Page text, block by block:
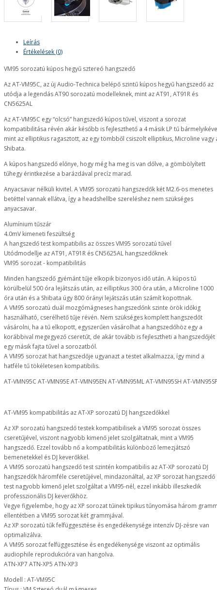
Leírás
Értékelések (0)
VM95 sorozatú kúpos hegyű sztereó hangszedő
Az AT-VM95C, az új Audio-Technica belépő szintű kúpos hegyű hangszedő az
utódja a legendás AT90 sorozatú modelleknek, mint az AT91, AT91R és
CN5625AL
Az AT-VM95C egy “olcsó” hangszedő kúpos tűvel, viszont a sorozat
kompatibilitása révén akár később is fejleszthető a 4 másik LP tű
mint az elliptikus ragasztott, az egy tömbből csiszolt elliptikus, Microline vagy
Shibata.
A kúpos hangszedő előnye, hogy még ha meg is van dőlve, a gömbölyített
tűhegy érintkezése a barázdával precíz marad.
Anyacsavar nélküli kivitel. A VM95 sorozatú hangszedők két M2.6-os menetes
betéttel vannak ellátva, így a headshellbe szereléshez nem szükséges
anyacsavar.
Alumínium tűszár
4.0mV kimeneti feszültség
A hangszedő test kompatibilis az összes VM95 sorozatú tűvel
Utódmodellje az AT91, AT91R és CN5625AL hangszedőknek
VM95 sorozat - kompatibilitás
Minden hangszedő gyémánt tűje elkopik bizonyos idő után. A kúpos tű
körülbelül 500 óra lejátszás után, az eilliptikus 300 óra után, a Microline 1000
óra után és a Shibata úgy 800 órányi lejátszás után számít kopottnak.
A VM95 sorozatú duál mozgómágneses hangszedőnk szinte örök időkig
használható, cserélhető tűje révén. Nem szükséges komplett hangszedőt
vásárolni, ha a tű elkopott, egyszerűen vásárolhat a hangszedőhöz egy a
korábbival megegyező cseretűt, de akár tovább is fejlesztheti a hangszedőjét
egy másik fajta tűvel a sorozatból.
A VM95 sorozat hat hangszedője ugyanazt a testet alkalmazza, így mind a
hatféle tű tökéletesen kompatibilis.
AT-VMN95C AT-VMN95E AT-VMN95EN AT-VMN95ML AT-VMN95SH AT-
AT-VM95 kompatibilitás az AT-XP sorozatú DJ hangszedőkkel
Az XP sorozatú hangszedő testek kompatibilisek a VM95 sorozat összes
cseretűjével, viszont nagyobb kimenő jelet szolgáltatnak, mint a VM95
hangszedő. Ezzel tovább nő a kompatibilitás különböző lemezjátszó
bemenetekkel és DJ keverőkkel.
A VM95 sorozatú hangszedő test szintén kompatibilis az AT-XP sorozatú DJ
hangszedők háromféle cseretűjével, mindazonáltal, az XP sorozat hangszedő
test nagyobb kimenő jelet szolgáltat a VM95-nél, ezzel inkább illeszkedik
professzionális DJ keverőkhöz.
Vegye figyelembe, hogy az XP sorozat tűinek tipikus tűnyomása három
ellentétben a VM95 sorozat két grammjával.
Az XP sorozatú tűk felfüggesztése és engedékenysége intenzív DJ-zésre van
optimalizálva.
A VM95 sorozat felfüggesztése és engedékenysége viszont az optimális
audiophile reprodukcióra van hangolva.
ATN-XP7 ATN-XP5 ATN-XP3
Modell : AT-VM95C